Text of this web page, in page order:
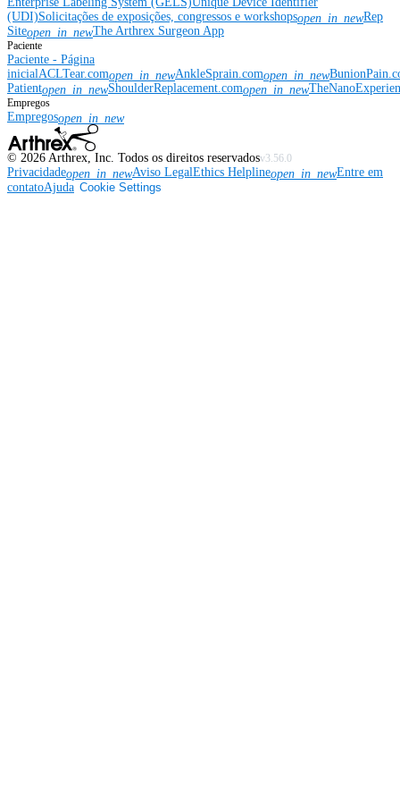
(UDI)Solicitações de exposições, congressos e workshopsopen_in_newRep
Siteopen_in_newThe Arthrex Surgeon App
Paciente
Paciente - Página
inicialACLTear.comopen_in_newAnkleSprain.comopen_in_new
Patientopen_in_newShoulderReplacement.comopen_in_new
Empregos
Empregosopen_in_new
© 2026 Arthrex, Inc. Todos os direitos reservadosv3.56.0
Privacidadeopen_in_newAviso LegalEthics Helplineopen_in_newEntre em
contatoAjuda Cookie Settings